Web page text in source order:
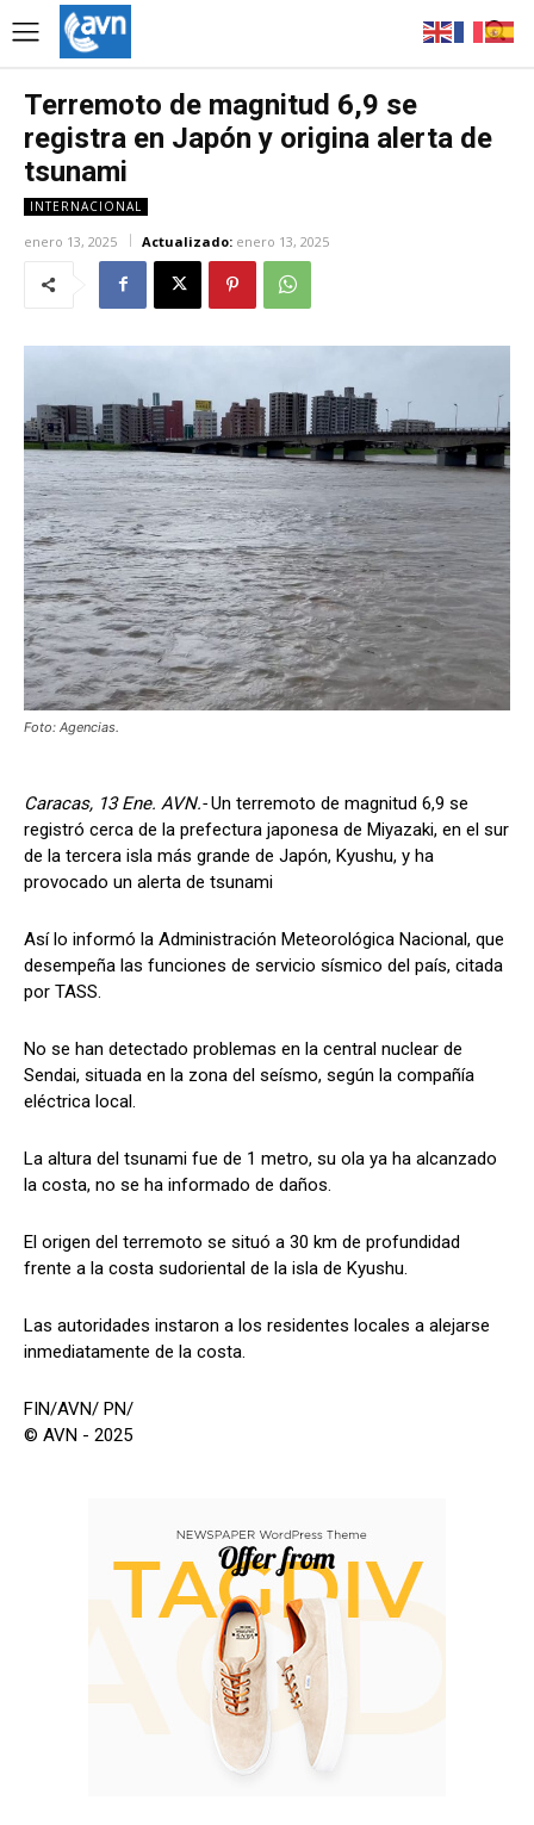
Terremoto de magnitud 6,9 se
registra en Japón y origina alerta de
tsunami
INTERNACIONAL
enero 13, 2025 Actualizado: enero 13, 2025
Foto: Agencias.
Caracas, 13 Ene. AVN.-Un terremoto de magnitud 6,9 se
registró cerca de la prefectura japonesa de Miyazaki, en el sur
de la tercera isla más grande de Japón, Kyushu, y ha
provocado un alerta de tsunami
Así lo informó la Administración Meteorológica Nacional, que
desempeña las funciones de servicio sísmico del país, citada
por TASS.
No se han detectado problemas en la central nuclear de
Sendai, situada en la zona del seísmo, según la compañía
eléctrica local.
La altura del tsunami fue de 1 metro, su ola ya ha alcanzado
la costa, no se ha informado de daños.
El origen del terremoto se situó a 30 km de profundidad
frente a la costa sudoriental de la isla de Kyushu.
Las autoridades instaron a los residentes locales a alejarse
inmediatamente de la costa.
FIN/AVN/ PN/
© AVN - 2025